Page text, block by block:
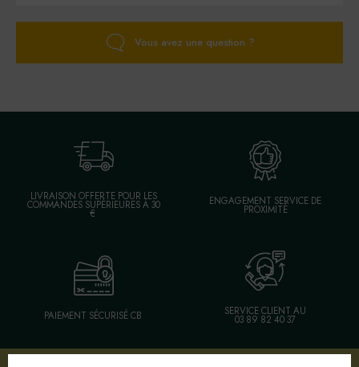
Vous avez une question ?
LIVRAISON OFFERTE POUR LES
COMMANDES SUPÉRIEURES À 30
€
ENGAGEMENT SERVICE DE
PROXIMITÉ
PAIEMENT SÉCURISÉ CB SERVICE CLIENT AU
03 89 82 40 37